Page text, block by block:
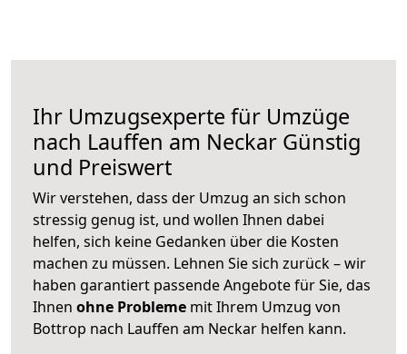
Ihr Umzugsexperte für Umzüge
nach Lauffen am Neckar Günstig
und Preiswert
Wir verstehen, dass der Umzug an sich schon
stressig genug ist, und wollen Ihnen dabei
helfen, sich keine Gedanken über die Kosten
machen zu müssen. Lehnen Sie sich zurück – wir
haben garantiert passende Angebote für Sie, das
Ihnen ohne Probleme mit Ihrem Umzug von
Bottrop nach Lauffen am Neckar helfen kann.